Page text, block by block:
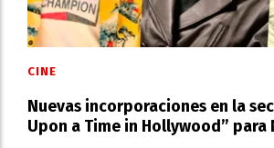
Nuevas incorporaciones en la
Upon a Time in Hollywood” para
CINE